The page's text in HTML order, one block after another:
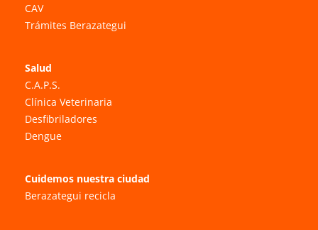
CAV
Trámites Berazategui
Salud
C.A.P.S.
Clínica Veterinaria
Desfibriladores
Dengue
Cuidemos nuestra ciudad
Berazategui recicla